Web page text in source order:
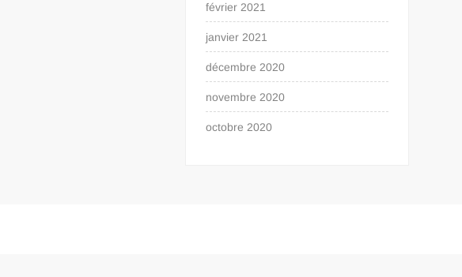
février 2021
janvier 2021
décembre 2020
novembre 2020
octobre 2020